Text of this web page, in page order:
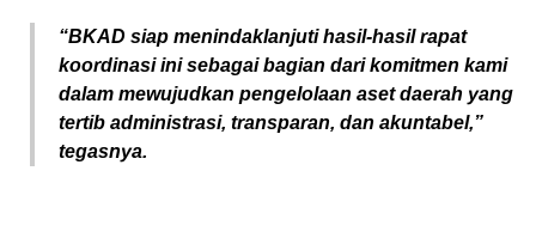
“BKAD siap menindaklanjuti hasil-hasil rapat
koordinasi ini sebagai bagian dari komitmen kami
dalam mewujudkan pengelolaan aset daerah yang
tertib administrasi, transparan, dan akuntabel,”
tegasnya.